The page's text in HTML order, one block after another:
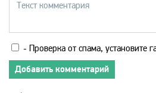
Galaxy TV
Gulli
History
- Проверка от спама, установите
Добавить комментарий